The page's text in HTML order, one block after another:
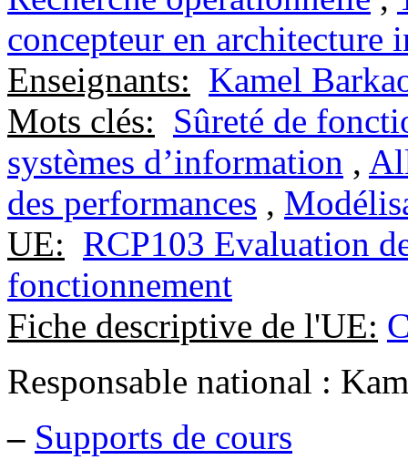
concepteur en architecture
Enseignants: Kamel
Mots clés: Sûreté de
systèmes d’information ,
des performances ,
UE: RCP103 Evaluation
fonctionnement
Fiche descriptive de l'UE:
Responsable national :
– Supports de cours